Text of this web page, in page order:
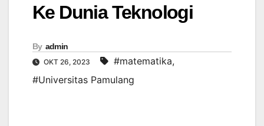
Ke Dunia Teknologi
By admin
OKT 26, 2023 #matematika,
#Universitas Pamulang